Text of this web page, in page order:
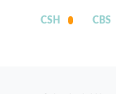
CSH CBS